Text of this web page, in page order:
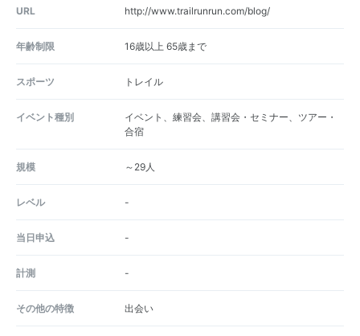
URL http://www.trailrunrun.com/blog/
年齢制限 16歳以上 65歳まで
スポーツ トレイル
イベント種別
イベント、練習会、講習会・セミナー、ツアー・
合宿
規模 ～29人
レベル -
当日申込 -
計測 -
その他の特徴 出会い